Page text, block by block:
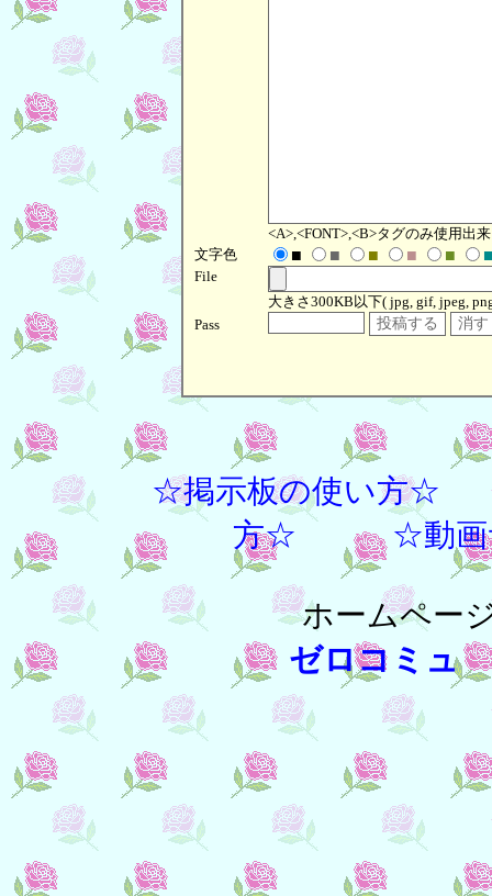
<A>,<FONT>,<B>タグのみ使用出
文字色
■ ■ ■ ■ ■
File
大きさ300KB以下( jpg, gif, jpeg,
Pass
☆掲示板の使い方☆
方☆
☆動画
ホームペー
ゼロコミュ